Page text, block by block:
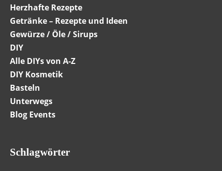
Herzhafte Rezepte
Getränke – Rezepte und Ideen
Gewürze / Öle / Sirups
DIY
Alle DIYs von A-Z
DIY Kosmetik
Basteln
Unterwegs
Blog Events
Schlagwörter